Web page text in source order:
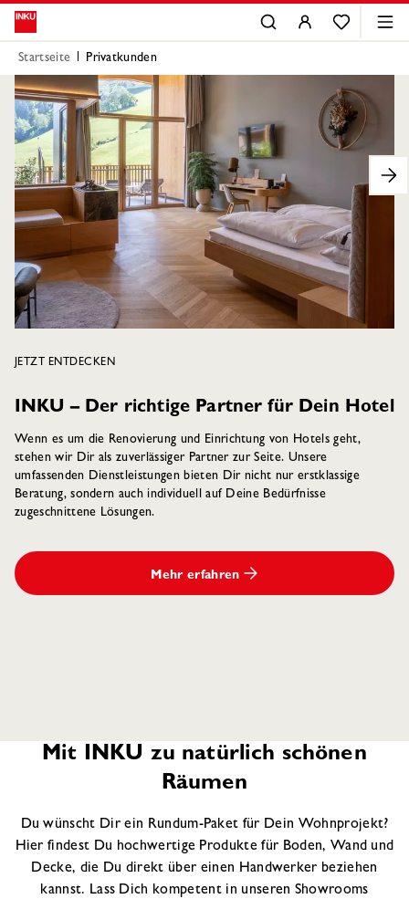
Startseite Privatkunden
JETZT ENTDECKEN
INKU – Der richtige Partner für Dein Hotel
Wenn es um die Renovierung und Einrichtung von Hotels geht,
stehen wir Dir als zuverlässiger Partner zur Seite. Unsere
umfassenden Dienstleistungen bieten Dir nicht nur erstklassige
Beratung, sondern auch individuell auf Deine Bedürfnisse
zugeschnittene Lösungen.
Mehr erfahren
Mit INKU zu natürlich schönen
Räumen
Du wünscht Dir ein Rundum-Paket für Dein Wohnprojekt?
Hier findest Du hochwertige Produkte für Boden, Wand und
Decke, die Du direkt über einen Handwerker beziehen
kannst. Lass Dich kompetent in unseren Showrooms